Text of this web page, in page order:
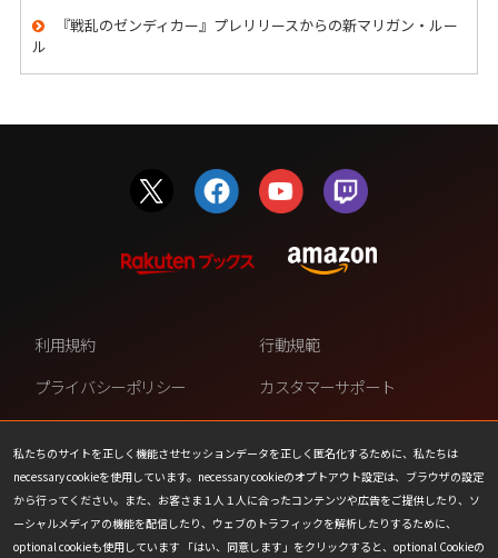
『戦乱のゼンディカー』プレリリースからの新マリガン・ルー
ル
私たちのサイトを正しく機能させセッションデータを正しく匿名化するために、私たちは
necessary cookieを使用しています。necessary cookieのオプトアウト設定は、ブラウザの設定
から行ってください。また、お客さま１人１人に合ったコンテンツや広告をご提供したり、ソ
ーシャルメディアの機能を配信したり、ウェブのトラフィックを解析したりするために、
optional cookieも使用しています 「はい、同意します」をクリックすると、optional Cookieの
利用規約
行動規範
プライバシーポリシー
カスタマーサポート
ファンコンテンツ・ポリシー
個人情報の販売や共有を許可し
ない
COOKIE
プレスリリース
会社情報
お問い合わせ